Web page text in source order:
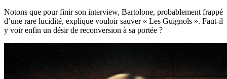
Notons que pour finir son interview, Bartolone, probablement frappé
d’une rare lucidité, explique vouloir sauver « Les Guignols ». Faut-il
y voir enfin un désir de reconversion à sa portée ?